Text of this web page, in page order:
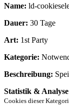
Name: ld-
Dauer: 30 Tage
Art: 1st Party
Kategorie:
Beschreibung:
Statistik &
Cookies dieser